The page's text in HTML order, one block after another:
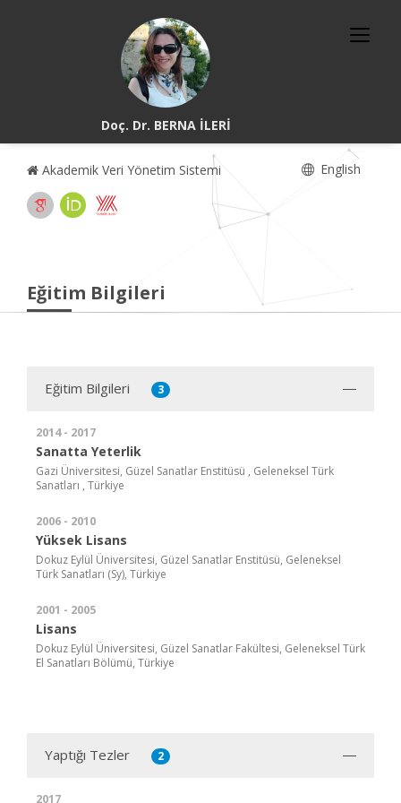
Doç. Dr. BERNA İLERİ
Akademik Veri Yönetim Sistemi English
Eğitim Bilgileri
Eğitim Bilgileri 3
2014 - 2017
Sanatta Yeterlik
Gazi Üniversitesi, Güzel Sanatlar Enstitüsü , Geleneksel Türk
Sanatları , Türkiye
2006 - 2010
Yüksek Lisans
Dokuz Eylül Üniversitesi, Güzel Sanatlar Enstitüsü, Geleneksel
Türk Sanatları (Sy), Türkiye
2001 - 2005
Lisans
Dokuz Eylül Üniversitesi, Güzel Sanatlar Fakültesi, Geleneksel Türk
El Sanatları Bölümü, Türkiye
Yaptığı Tezler 2
2017